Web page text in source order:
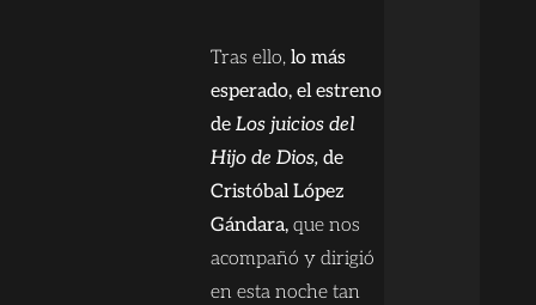
Tras ello,lo más
esperado, el estreno
deLos juicios del
Hijo de Dios, de
Cristóbal López
Gándara,que nos
acompañó y dirigió
en esta noche tan